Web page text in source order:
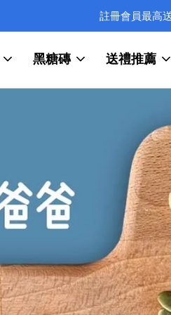
註冊會員最高
黑糖磚 送禮推薦